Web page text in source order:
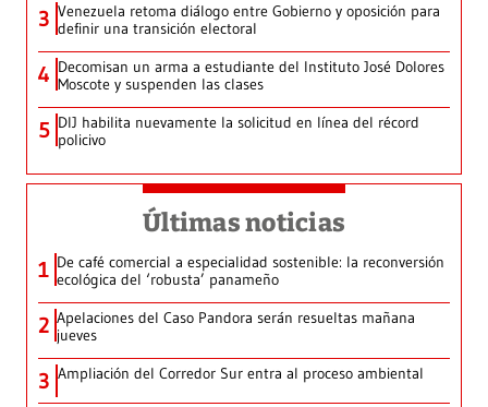
3 Venezuela retoma diálogo entre Gobierno y oposición para
definir una transición electoral
4 Decomisan un arma a estudiante del Instituto José Dolores
Moscote y suspenden las clases
5 DIJ habilita nuevamente la solicitud en línea del récord
policivo
Últimas noticias
1 De café comercial a especialidad sostenible: la reconversión
ecológica del ‘robusta’ panameño
2 Apelaciones del Caso Pandora serán resueltas mañana
jueves
3 Ampliación del Corredor Sur entra al proceso ambiental